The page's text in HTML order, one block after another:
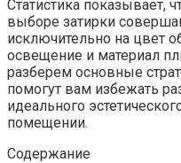
Статистика показывает,
выборе затирки
исключительно на цвет
освещение и материал
разберем основные
помогут вам избежать
идеального
помещении.
Содержание